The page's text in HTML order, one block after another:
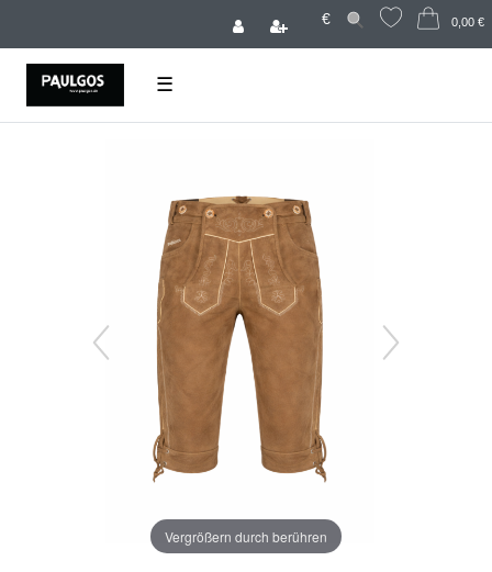
€ 0,00 €
☰
Vergrößern durch berühren